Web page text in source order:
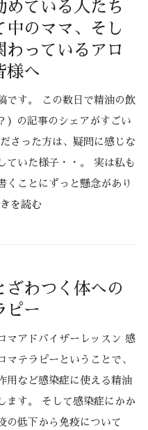
めている人たち
中のママ、そし
わっているアロ
様へ
です。 この数日で精油の飲
) の記事のシェアがすごい
さった方は、疑問に感じな
ていた様子・・。 実は私も
くことにずっと懸念があり
を読む
ざわつく体への
ピー
マアドバイザーレッスン 感
マテラピーということで、
用など感染症に使える精油
ます。 そして感染症にかか
の低下から免疫について